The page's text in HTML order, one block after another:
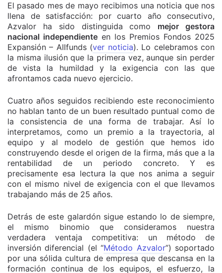
El pasado mes de mayo recibimos una noticia que nos
llena de satisfacción: por cuarto año consecutivo,
Azvalor ha sido distinguida como mejor gestora
nacional independiente en los Premios Fondos 2025
Expansión – Allfunds (ver noticia). Lo celebramos con
la misma ilusión que la primera vez, aunque sin perder
de vista la humildad y la exigencia con las que
afrontamos cada nuevo ejercicio.
Cuatro años seguidos recibiendo este reconocimiento
no hablan tanto de un buen resultado puntual como de
la consistencia de una forma de trabajar. Así lo
interpretamos, como un premio a la trayectoria, al
equipo y al modelo de gestión que hemos ido
construyendo desde el origen de la firma, más que a la
rentabilidad de un periodo concreto. Y es
precisamente esa lectura la que nos anima a seguir
con el mismo nivel de exigencia con el que llevamos
trabajando más de 25 años.
Detrás de este galardón sigue estando lo de siempre,
el mismo binomio que consideramos nuestra
verdadera ventaja competitiva: un método de
inversión diferencial (el “Método Azvalor”) soportado
por una sólida cultura de empresa que descansa en la
formación continua de los equipos, el esfuerzo, la